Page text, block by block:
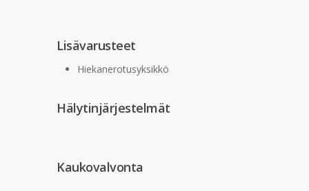
Lisävarusteet
Hiekanerotusyksikkö
Hälytinjärjestelmät
Kaukovalvonta